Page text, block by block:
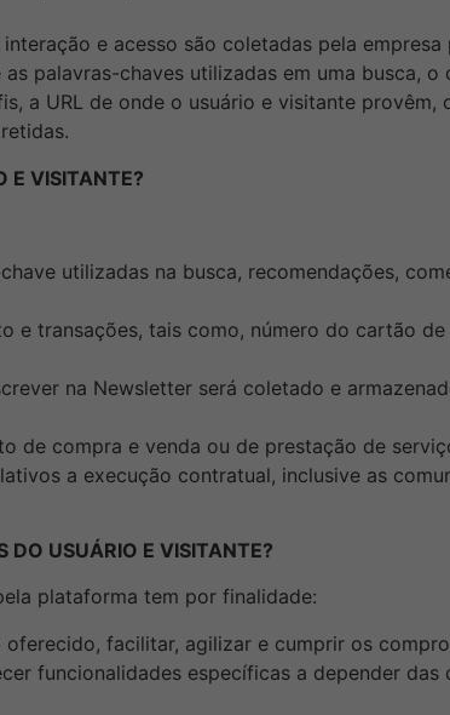
e acesso são coletadas pela
palavras-chaves utilizadas em uma busca,
a URL de onde o usuário e visitante provêm,
E VISITANTE?
utilizadas na busca, recomendações,
e transações, tais como, número do cartão
na Newsletter será coletado e
de compra e venda ou de prestação de
a execução contratual, inclusive as
DO USUÁRIO E VISITANTE?
plataforma tem por finalidade:
facilitar, agilizar e cumprir os
funcionalidades específicas a depender